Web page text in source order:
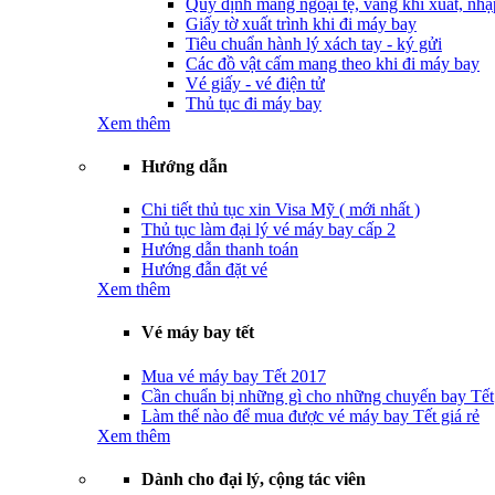
Giấy tờ xuất trình khi đi máy bay
Tiêu chuẩn hành lý xách tay - ký gửi
Các đồ vật cấm mang theo khi đi máy bay
Vé giấy - vé điện tử
Thủ tục đi máy bay
Xem thêm
Hướng dẫn
Chi tiết thủ tục xin Visa Mỹ ( mới nhất )
Thủ tục làm đại lý vé máy bay cấp 2
Hướng dẫn thanh toán
Hướng đẫn đặt vé
Xem thêm
Vé máy bay tết
Mua vé máy bay Tết 2017
Cần chuẩn bị những gì cho những chuyến bay Tết
Làm thế nào để mua được vé máy bay Tết giá rẻ
Xem thêm
Dành cho đại lý, cộng tác viên